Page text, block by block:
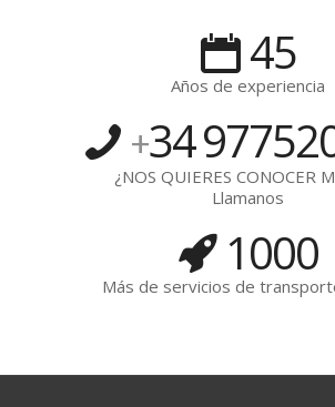
45
Años de experiencia
+34
¿NOS QUIERES CONOCER
Llamanos
1000
Más de servicios de